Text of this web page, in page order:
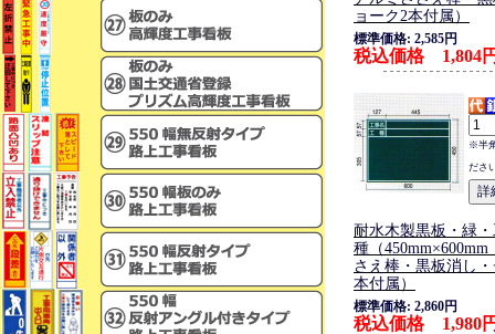
ョーク2本付属）
標準価格: 2,585円
税込価格 1,804
※半
ださ
耐水木製黒板・緑
種（
さえ棒・黒板消し
本付属）
標準価格: 2,860円
税込価格 1,980